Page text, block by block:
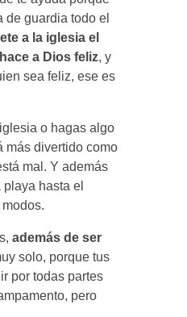
de guardia todo el
a la iglesia el
a Dios feliz, y
sea feliz, ese es
o hagas algo
más divertido como
mal. Y además
hasta el
además de ser
solo, porque tus
por todas partes
pero